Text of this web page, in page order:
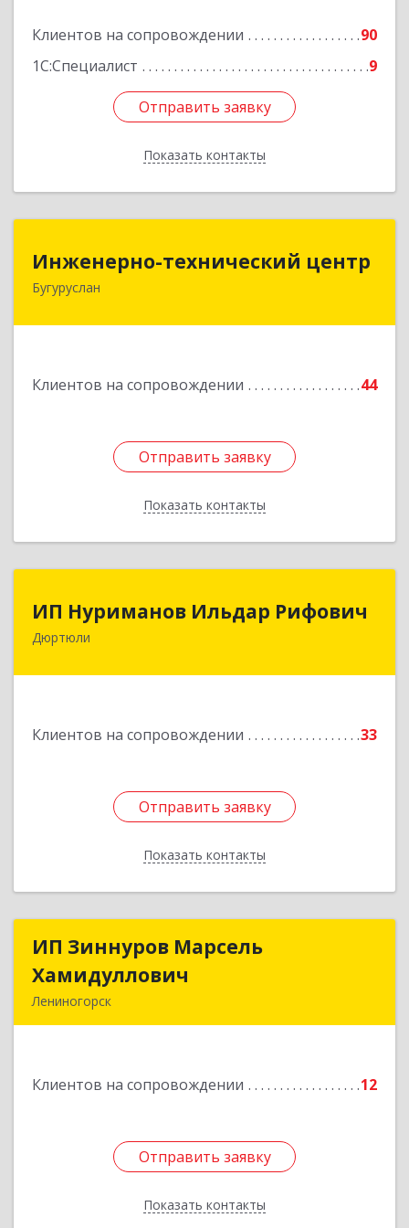
Клиентов на сопровождении
90
1С:Специалист
9
Отправить заявку
Показать контакты
Отправить заявку
Назад
Инженерно-технический центр
Бугуруслан
Клиентов на сопровождении 44
Отправить заявку
Показать контакты
Инженерно-технический центр
461633, Оренбургская обл, Бугуруслан г,
Отправить заявку
Назад
ИП Нуриманов Ильдар Рифович
Дюртюли
Клиентов на сопровождении 33
Отправить заявку
Показать контакты
ИП Нуриманов Ильдар Рифович
452320, Башкортостан Респ, Дюртюли г,
Отправить заявку
Назад
ИП Зиннуров Марсель
Хамидуллович
Лениногорск
Клиентов на сопровождении 12
Отправить заявку
Показать контакты
ИП Зиннуров Марсель
Подробнее
Отправить заявку
Назад